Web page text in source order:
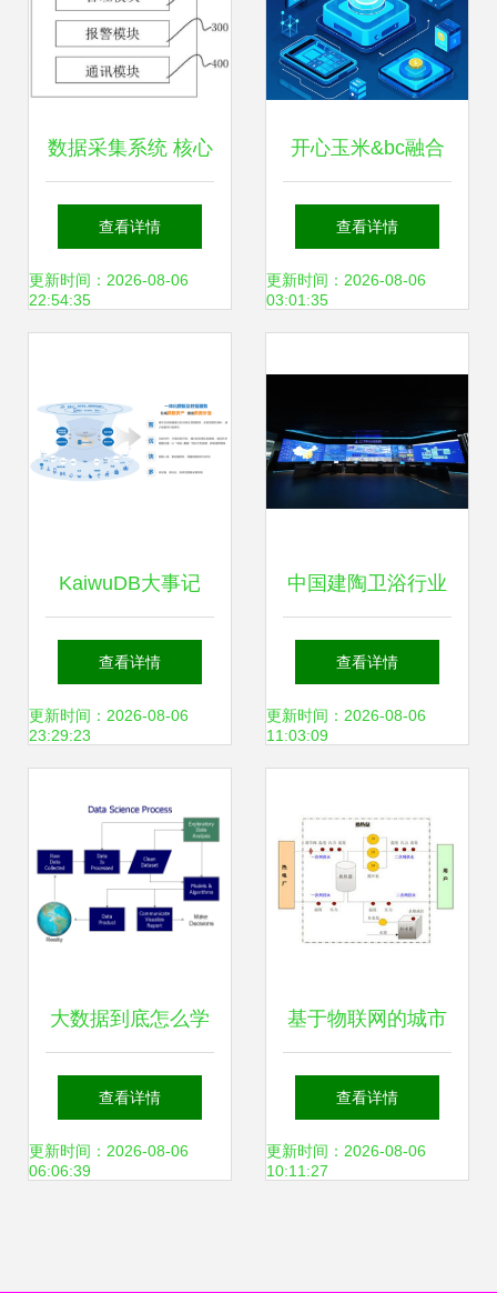
数据采集系统 核心
架构与应用实践
查看详情
更新时间：2026-08-06
22:54:35
开心玉米&bc融合
数字化连锁 商业创
新与社会责任共举
查看详情
更新时间：2026-08-06
03:01:35
KaiwuDB大事记
2023年4月数据采
集领域的关键突破
查看详情
更新时间：2026-08-06
23:29:23
中国建陶卫浴行业
高质量发展示范案
例:新明珠集团领跑
转型
查看详情
更新时间：2026-08-06
11:03:09
大数据到底怎么学
数据科学概论与大
数据学习误区
查看详情
更新时间：2026-08-06
06:06:39
基于物联网的城市
热网换热站远程无
线数据采集与监控
查看详情
更新时间：2026-08-06
10:11:27